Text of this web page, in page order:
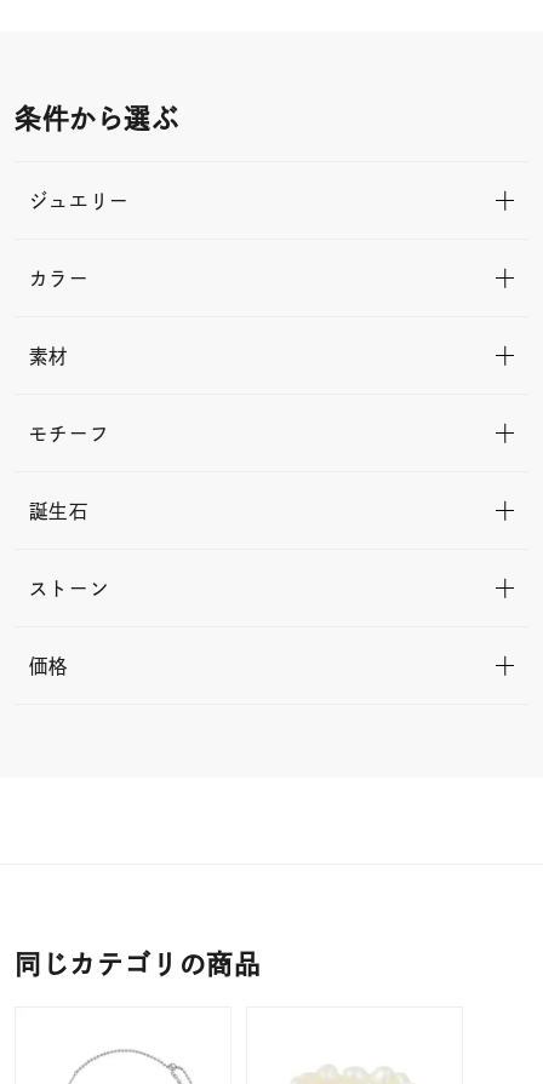
条件から選ぶ
ジュエリー
カラー
素材
モチーフ
誕生石
ストーン
価格
同じカテゴリの商品